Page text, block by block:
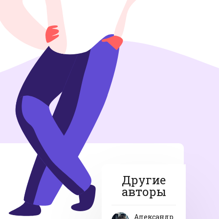
Другие
авторы
Александр